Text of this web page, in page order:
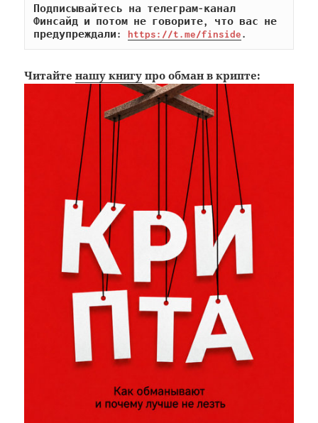
Подписывайтесь на телеграм-канал
Финсайд и потом не говорите, что вас не
предупреждали: https://t.me/finside.
Читайтенашу книгу про обман в крипте: